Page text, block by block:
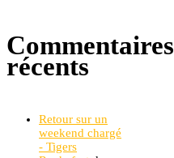
Commentaires
récents
Retour sur un
weekend chargé
- Tigers